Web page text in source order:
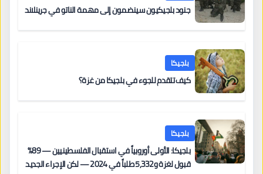
جنود بلجيكيون سينضمون إلى مهمة الناتو في جرينلاند
بلجيكا
كيف تتقدم للجوء في بلجيكا من غزة؟
بلجيكا
بلجيكا: الأولى أوروبياً في استقبال الفلسطينيين — 89%
قبول لغزة و5,332 طلباً في 2024 — لكن الإجراء الجديد